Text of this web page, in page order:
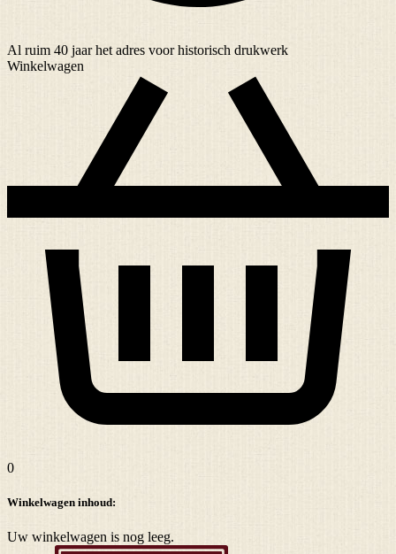
Al ruim 40 jaarhet adres voor historisch drukwerk
Winkelwagen
0
Winkelwagen inhoud:
Uw winkelwagen is nog leeg.